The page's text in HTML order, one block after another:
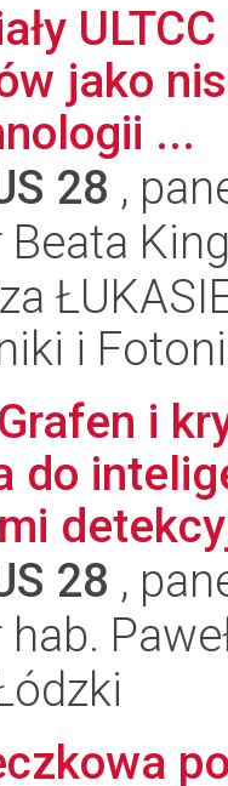
jako
...
28 ,
i
i
do
28 ,